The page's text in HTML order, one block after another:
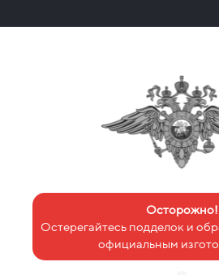
Осторожно!
Остерегайтесь подделок и
официальным